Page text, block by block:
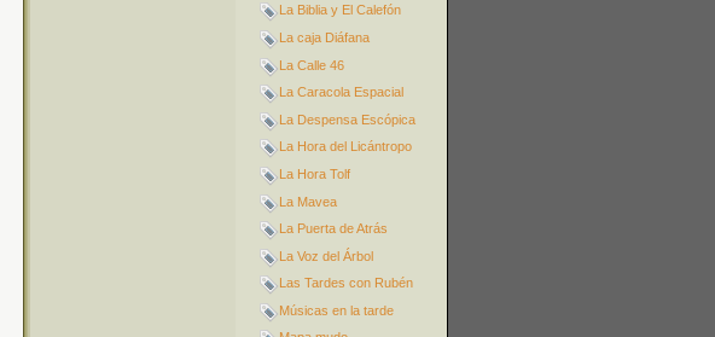
La Biblia y El Calefón
La caja Diáfana
La Calle 46
La Caracola Espacial
La Despensa Escópica
La Hora del Licántropo
La Hora Tolf
La Mavea
La Puerta de Atrás
La Voz del Árbol
Las Tardes con Rubén
Músicas en la tarde